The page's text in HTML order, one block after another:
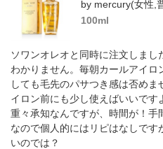
by mercury(女性,
100ml
ソワンオレオと同時に注文しまし
わかりません。毎朝カールアイ
しても毛先のパサつき感は否め
イロン前にも少し使えばいいで
重々承知なんですが、時間が！手
なので個人的にはリピはなしで
いのでは？